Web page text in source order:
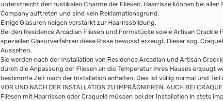
unterstreicht den rustikalen Charme der Fliesen. Haarrisse können bei allen
Company auftreten und sind kein Reklamationsgrund.
Einige Glasuren neigen verstärkt zur Haarrissbildung.
Bei den Residence Arcadian Fliesen und Formstücke sowie Artisan Crackle
speziellen Glasurverfahren diese Risse bewusst erzeugt. Dieser sog.
Aussehen.
Sie werden nach der Installation von Residence Arcadian und Artisan
durch die Anpassung der Fliesen an die Temperatur Ihres Hauses erzeugt
bestimmte Zeit nach der Installation anhalten. Dies ist völlig normal und Teil
VOR UND NACH DER INSTALLATION ZU IMPRÄGNIEREN, AUCH BEI
Fliesen mit Haarrissen oder Craquelé müssen bei der Installation in stets